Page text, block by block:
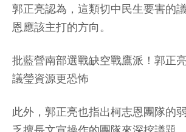
郭正亮認為，這類切中民生要害的
恩應該主打的方向。
批藍營南部選戰缺空戰鷹派！郭正
議瑩資源更恐怖
此外，郭正亮也指出柯志恩團隊的